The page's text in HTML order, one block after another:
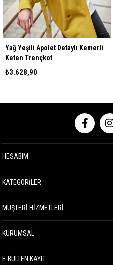
Yağ Yeşili Apolet Detaylı Kemerli
Keten Trençkot
₺3.628,90
HESABIM
KATEGORİLER
MÜŞTERİ HİZMETLERİ
KURUMSAL
E-BÜLTEN KAYIT